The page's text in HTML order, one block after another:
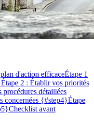
d'action efficaceÉtape 1
Étape 2 : Établir vos priorités
procédures détaillées
concernées {#step4}Étape
Checklist avant